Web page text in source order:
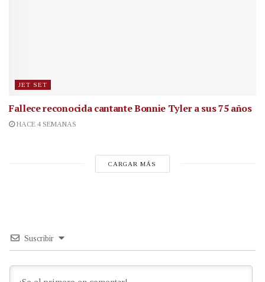
JET SET
Fallece reconocida cantanteBonnie Tyler a sus 75 años
HACE 4 SEMANAS
CARGAR MÁS
Suscribir